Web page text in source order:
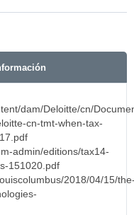
dam/Deloitte/cn/
cn-tmt-when-tax-
admin/editions/tax14-
151020.pdf
2018/04/15/